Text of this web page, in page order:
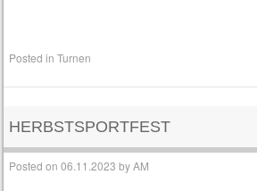
Posted inTurnen
HERBSTSPORTFEST
Posted on06.11.2023 byAM